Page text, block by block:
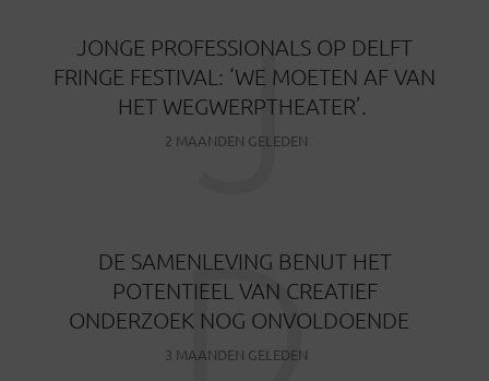
JONGE PROFESSIONALS OP DELFT
FRINGE FESTIVAL: ‘WE MOETEN AF VAN
HET WEGWERPTHEATER’.
2 MAANDEN GELEDEN
J
DE SAMENLEVING BENUT HET
POTENTIEEL VAN CREATIEF
ONDERZOEK NOG ONVOLDOENDE
3 MAANDEN GELEDEN
D